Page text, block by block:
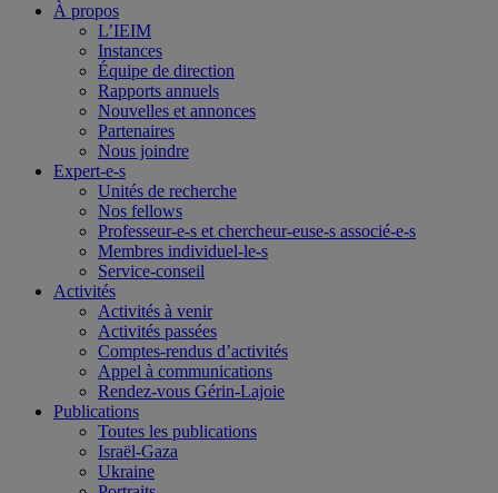
À propos
L’IEIM
Instances
Équipe de direction
Rapports annuels
Nouvelles et annonces
Partenaires
Nous joindre
Expert-e-s
Unités de recherche
Nos fellows
Professeur-e-s et chercheur-euse-s associé-e-s
Membres individuel-le-s
Service-conseil
Activités
Activités à venir
Activités passées
Comptes-rendus d’activités
Appel à communications
Rendez-vous Gérin-Lajoie
Publications
Toutes les publications
Israël-Gaza
Ukraine